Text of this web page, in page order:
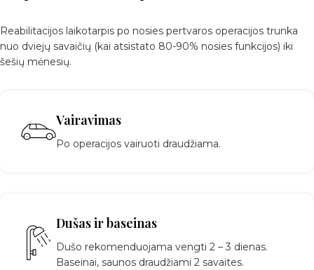
Reabilitacijos laikotarpis po nosies pertvaros operacijos trunka
nuo dviejų savaičių (kai atsistato 80-90% nosies funkcijos) iki
šešių mėnesių.
Vairavimas
Po operacijos vairuoti draudžiama.
Dušas ir baseinas
Dušo rekomenduojama vengti 2 – 3 dienas.
Baseinai, saunos draudžiami 2 savaites.